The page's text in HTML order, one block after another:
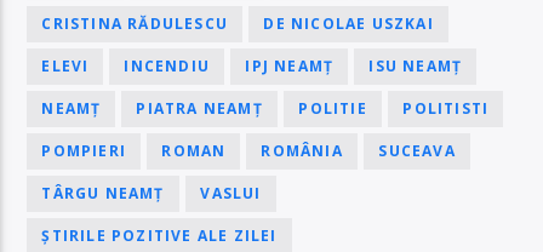
CRISTINA RĂDULESCU DE NICOLAE USZKAI
ELEVI INCENDIU IPJ NEAMȚ ISU NEAMȚ
NEAMȚ PIATRA NEAMȚ POLITIE POLITISTI
POMPIERI ROMAN ROMÂNIA SUCEAVA
TÂRGU NEAMȚ VASLUI
ȘTIRILE POZITIVE ALE ZILEI